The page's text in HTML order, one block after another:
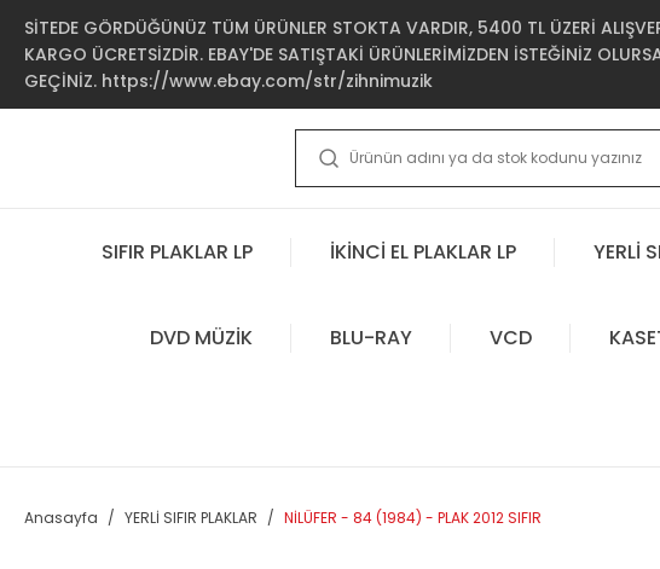
SİTEDE GÖRDÜĞÜNÜZ TÜM ÜRÜNLER STOKTA VARDIR, 5400 TL ÜZERİ
KARGO ÜCRETSİZDİR. EBAY'DE SATIŞTAKİ ÜRÜNLERİMİZDEN İSTEĞİNİZ
GEÇİNİZ. https://www.ebay.com/str/zihnimuzik
SIFIR PLAKLAR LP İKİNCİ EL PLAKLAR LP YERLİ
DVD MÜZİK BLU-RAY VCD
Anasayfa YERLİ SIFIR PLAKLAR NİLÜFER - 84 (1984) - PLAK 2012 SIFIR